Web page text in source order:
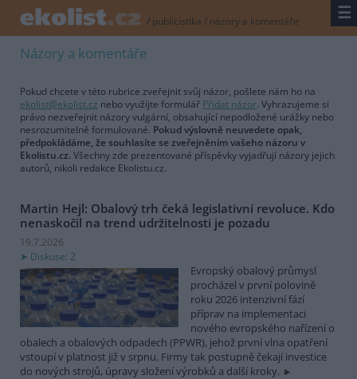
/ publicistika / názory a komentáře ☰
Názory a komentáře
Pokud chcete v této rubrice zveřejnit svůj názor, pošlete nám ho na
ekolist@ekolist.cz nebo využijte formulář Přidat názor. Vyhrazujeme si
právo nezveřejnit názory vulgární, obsahující nepodložené urážky nebo
nesrozumitelně formulované. Pokud výslovně neuvedete opak,
předpokládáme, že souhlasíte se zveřejněním vašeho názoru v
Ekolistu.cz. Všechny zde prezentované příspěvky vyjadřují názory jejich
autorů, nikoli redakce Ekolistu.cz.
Martin Hejl: Obalový trh čeká legislativní revoluce. Kdo
nenaskočil na trend udržitelnosti je pozadu
19.7.2026
Diskuse: 2
Evropský obalový průmysl
procházel v první polovině
roku 2026 intenzivní fází
příprav na implementaci
nového evropského nařízení o
obalech a obalových odpadech (PPWR), jehož první vlna opatření
vstoupí v platnost již v srpnu. Firmy tak postupně čekají investice
do nových strojů, úpravy složení výrobků a další kroky.